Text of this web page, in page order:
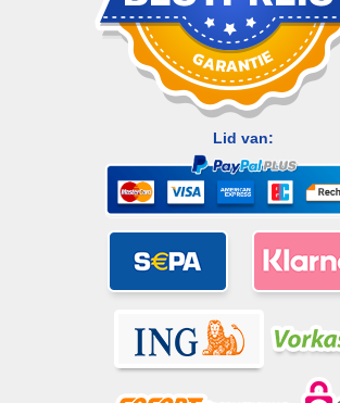
Lid van: